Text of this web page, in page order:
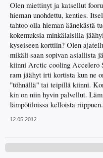
Olen miettinyt ja katsellut
hieman unohdettu, kenties.
tahtoo olla hieman äänekästä
kokemuksia minkälaisilla
kyseiseen korttiin? Olen
mikäli saan sopivan asiallista
kiinni Arctic cooling Accelero
ram jäähyt irti kortista kun ne
"töhnällä" tai teipillä kiinni.
kin on niin hyvin palvellut.
lämpötiloissa kelloista riippuen.
12.05.2012